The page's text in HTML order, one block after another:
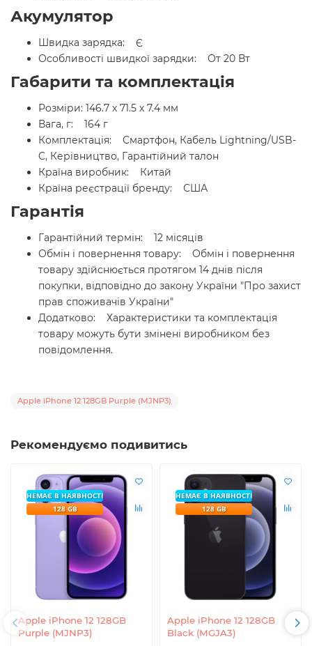
Акумулятор
Швидка зарядка: Є
Особливості швидкої зарядки: От 20 Вт
Габарити та комплектація
Розміри: 146.7 х 71.5 х 7.4 мм
Вага, г: 164 г
Комплектація: Смартфон, Кабель Lightning/USB-
C, Керівництво, Гарантійний талон
Країна виробник: Китай
Країна реєстрації бренду: США
Гарантія
Гарантійний термін: 12 місяців
Обмін і повернення товару: Обмін і повернення
товару здійснюється протягом 14 днів після
покупки, відповідно до закону України "Про захист
прав споживачів України"
Додатково: Характеристики та комплектація
товару можуть бути змінені виробником без
повідомлення.
Apple iPhone 12 128GB Purple (MJNP3)
Рекомендуємо подивитись
Apple iPhone 12 128GB
Purple (MJNP3)
НЕМАЄ В НАЯВНОСТІ
128 GB
Apple iPhone 12 128GB
Black (MGJA3)
НЕМАЄ В НАЯВНОСТІ
128 GB